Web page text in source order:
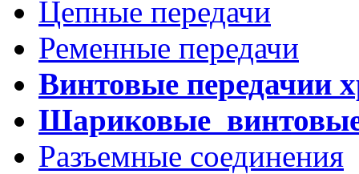
Цепные передачи
Ременные передачи
Винтовые передачии
Шариковые
Разъемные соединения